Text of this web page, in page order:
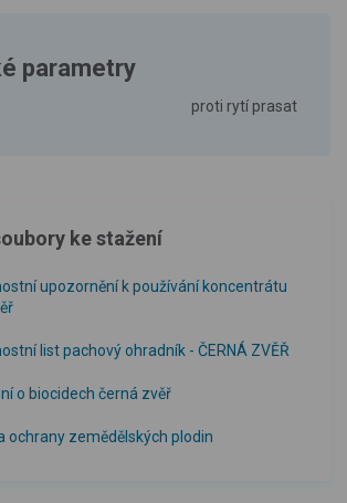
parametry
proti rytí prasat
ke stažení
upozornění k používání koncentrátu
list pachový ohradník - ČERNÁ ZVĚŘ
o biocidech černá zvěř
ochrany zemědělských plodin